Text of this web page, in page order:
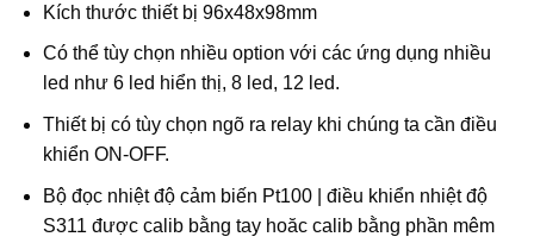
Kích thước thiết bị 96x48x98mm
Có thể tùy chọn nhiều option với các ứng dụng nhiều
led như 6 led hiển thị, 8 led, 12 led.
Thiết bị có tùy chọn ngõ ra relay khi chúng ta cần điều
khiển ON-OFF.
Bộ đọc nhiệt độ cảm biến Pt100 | điều khiển nhiệt độ
S311 được calib bằng tay hoăc calib bằng phần mêm